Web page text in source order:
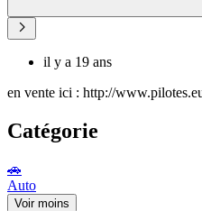
il y a 19 ans
en vente ici : http://
Catégorie
🚗
Auto
Voir moins